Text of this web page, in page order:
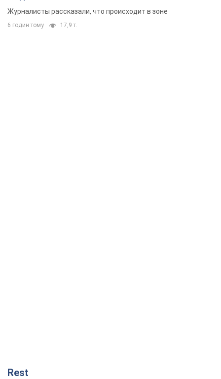
Журналисты рассказали, что происходит в зоне
6 годин тому 17,9 т.
Rest